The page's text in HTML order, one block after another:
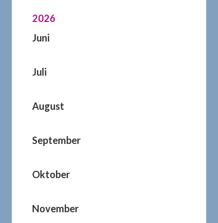
2026
Juni
Juli
August
September
Oktober
November